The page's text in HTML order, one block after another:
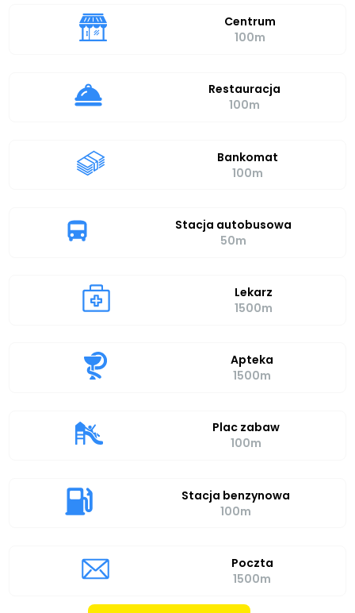
Centrum
100m
Restauracja
100m
Bankomat
100m
Stacja autobusowa
50m
Lekarz
1500m
Apteka
1500m
Plac zabaw
100m
Stacja benzynowa
100m
Poczta
1500m